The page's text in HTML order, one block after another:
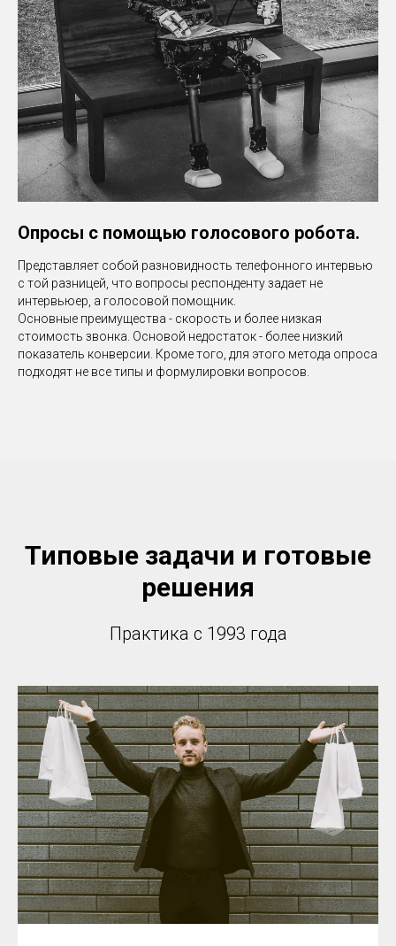
Опросы с помощью голосового робота.
Представляет собой разновидность телефонного интервью
с той разницей, что вопросы респонденту задает не
интервьюер, а голосовой помощник.
Основные преимущества - скорость и более низкая
стоимость звонка. Основой недостаток - более низкий
показатель конверсии. Кроме того, для этого метода опроса
подходят не все типы и формулировки вопросов.
Типовые задачи и готовые
решения
Практика с 1993 года